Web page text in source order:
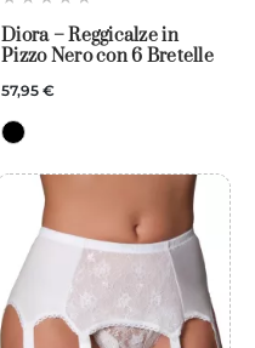
Diora – Reggicalze in
Pizzo Nero con 6 Bretelle
57,95 €